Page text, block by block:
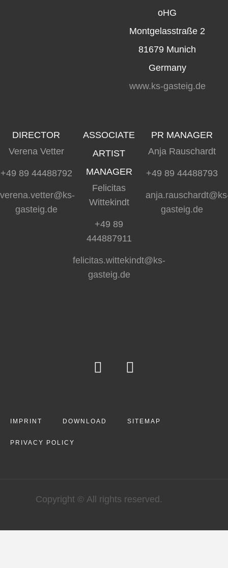
oHG
Montgelasstraße 2
81679 Munich
Germany
www.ks-gasteig.de
DIRECTOR
Verena Vetter
+49 89 44488792
verena.vetter@ks-
gasteig.de
ASSOCIATE
ARTIST
MANAGER
Felicitas
Wittekindt
+49 89
444887911
felicitas.wittekindt@ks-
gasteig.de
PR MANAGER
Anja Rauschardt
+49 89 44488793
gasteig.de
IMPRINT DOWNLOAD SITEMAP
PRIVACY POLICY
Copyright © All rights reserved.